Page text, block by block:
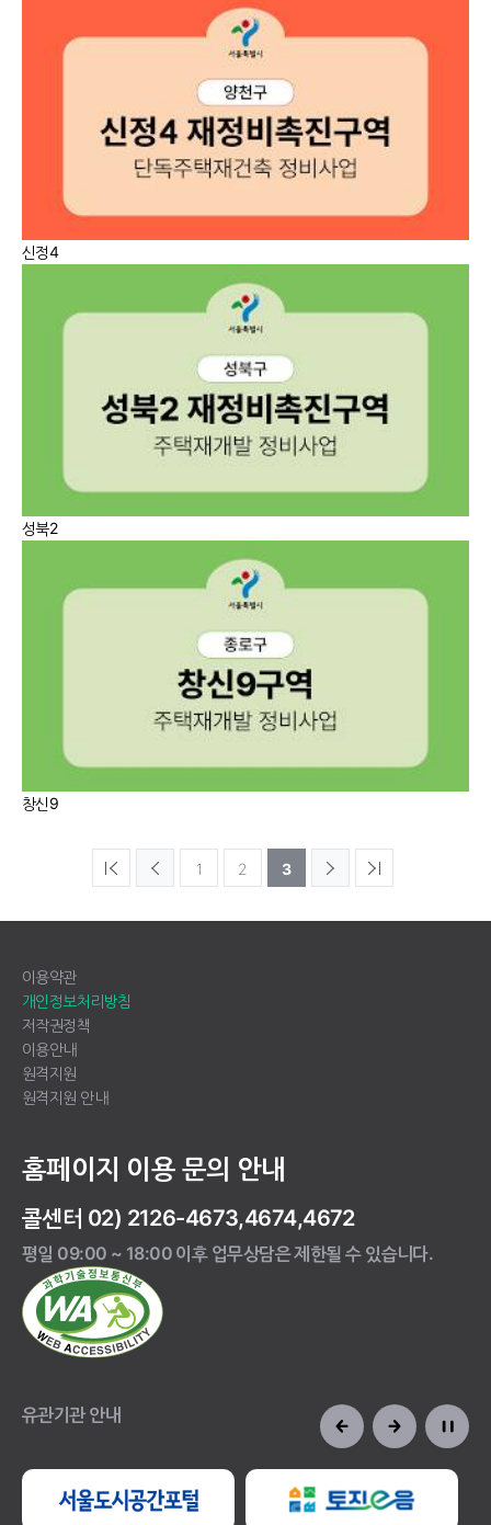
신정4
성북2
창신9
1 2 3
이용약관
개인정보처리방침
저작권정책
이용안내
원격지원
원격지원 안내
홈페이지 이용 문의 안내
콜센터 02) 2126-4673,4674,4672
평일 09:00 ~ 18:00 이후 업무상담은 제한될 수 있습니다.
유관기관 안내